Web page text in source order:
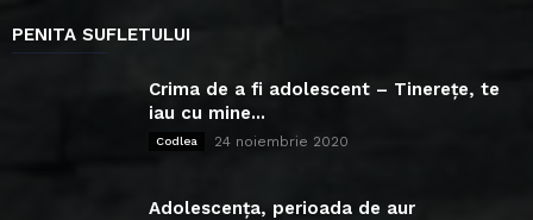
PENITA SUFLETULUI
Crima de a fi adolescent – Tinerețe, te
iau cu mine...
Codlea 24 noiembrie 2020
Adolescența, perioada de aur